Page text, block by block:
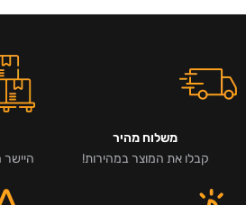
משלוח מהיר
קבלו את המוצר במהירות!
היישר